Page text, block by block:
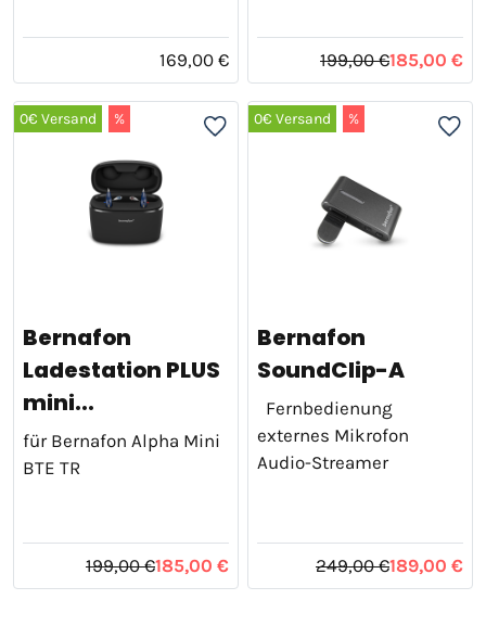
169,00 € 199,00 €185,00 €
0€ Versand %
Bernafon
Ladestation PLUS
mini...
für Bernafon Alpha Mini
BTE TR
199,00 €185,00 €
0€ Versand %
Bernafon
SoundClip-A
Fernbedienung
externes Mikrofon
Audio-Streamer
249,00 €189,00 €